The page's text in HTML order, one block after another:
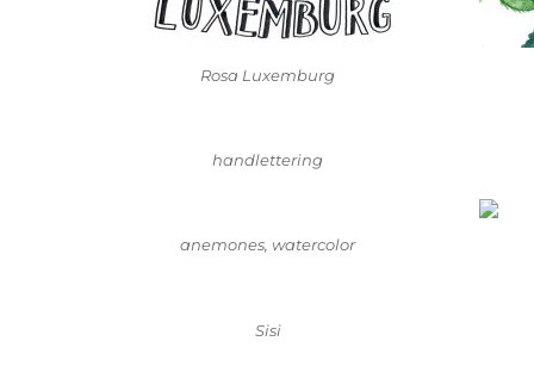
Rosa Luxemburg
handlettering
anemones, watercolor
Sisi